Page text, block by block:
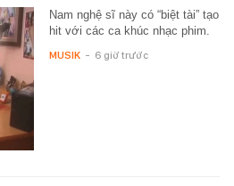
Nam nghệ sĩ này có “biệt tài” tạo
hit với các ca khúc nhạc phim.
MUSIK - 6 giờ trước